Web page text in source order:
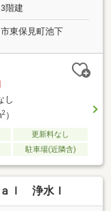
階建
東保見町池下
し
2）
更新料なし
駐車場(近隣含)
ｌ 浄水Ｉ